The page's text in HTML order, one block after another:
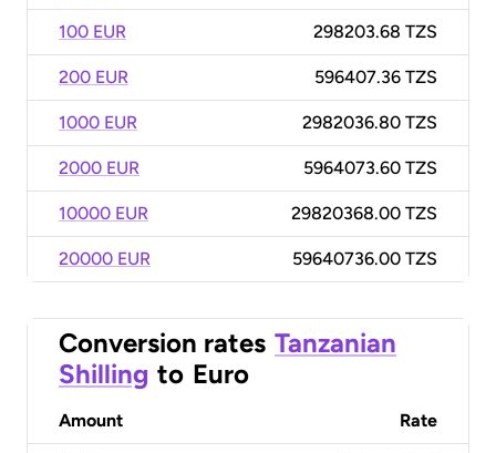
100 EUR 298203.68 TZS
200 EUR 596407.36 TZS
1000 EUR 2982036.80 TZS
2000 EUR 5964073.60 TZS
10000 EUR 29820368.00 TZS
20000 EUR 59640736.00 TZS
Conversion rates Tanzanian
Shilling to Euro
Amount Rate